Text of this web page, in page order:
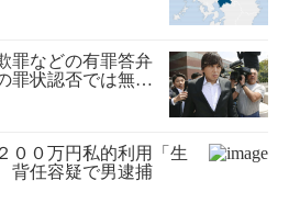
罪などの有罪答弁
状認否では無罪
００万円私的利用「生
背任容疑で男逮捕